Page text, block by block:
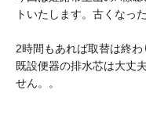
トいたします。古くなっ
2時間もあれば取替は終わ
既設便器の排水芯は大丈
せん。。